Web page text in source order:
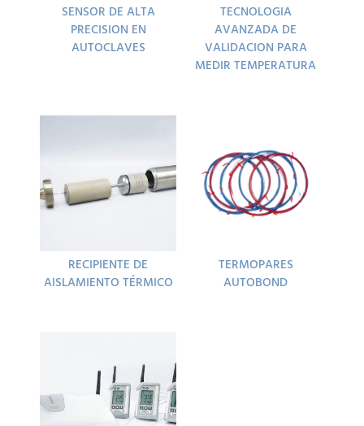
SENSOR DE ALTA
PRECISION EN
AUTOCLAVES
TECNOLOGIA
AVANZADA DE
VALIDACION PARA
MEDIR TEMPERATURA
RECIPIENTE DE
AISLAMIENTO TÉRMICO
TERMOPARES
AUTOBOND